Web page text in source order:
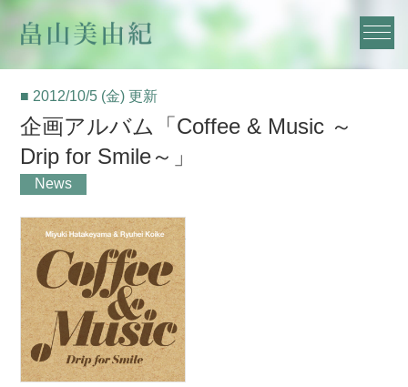
■ 2012/10/5 (金) 更新
企画アルバム「Coffee & Music ～
Drip for Smile～」
News